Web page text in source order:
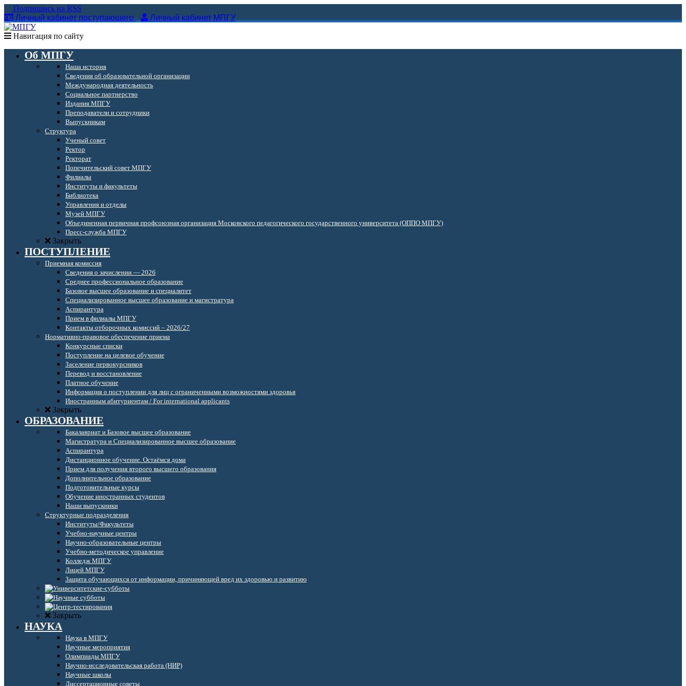
Подпишись на RSS
Личный кабинет поступающего
Личный кабинет МПГУ
Навигация по сайту
Об МПГУ
Наша история
Сведения об образовательной организации
Международная деятельность
Социальное партнерство
Издания МПГУ
Преподаватели и сотрудники
Выпускникам
Структура
Ученый совет
Ректор
Ректорат
Попечительский совет МПГУ
Филиалы
Институты и факультеты
Библиотека
Управления и отделы
Музей МПГУ
Объединенная первичная профсоюзная организация Московского педагогического государственного университета (ОППО МПГУ)
Пресс-служба МПГУ
Закрыть
ПОСТУПЛЕНИЕ
Приемная комиссия
Сведения о зачислении — 2026
Среднее профессиональное образование
Базовое высшее образование и специалитет
Специализированное высшее образование и магистратура
Аспирантура
Прием в филиалы МПГУ
Контакты отборочных комиссий – 2026/27
Нормативно-правовое обеспечение приема
Конкурсные списки
Поступление на целевое обучение
Заселение первокурсников
Перевод и восстановление
Платное обучение
Информация о поступлении для лиц с ограниченными возможностями здоровья
Иностранным абитуриентам / For international applicants
Закрыть
ОБРАЗОВАНИЕ
Бакалавриат и Базовое высшее образование
Магистратура и Специализированное высшее образование
Аспирантура
Дистанционное обучение. Остаёмся дома
Прием для получения второго высшего образования
Дополнительное образование
Подготовительные курсы
Обучение иностранных студентов
Наши выпускники
Структурные подразделения
Институты/Факультеты
Учебно-научные центры
Научно-образовательные центры
Учебно-методическое управление
Колледж МПГУ
Лицей МПГУ
Защита обучающихся от информации, причиняющей вред их здоровью и развитию
Закрыть
НАУКА
Наука в МПГУ
Научные мероприятия
Олимпиады МПГУ
Научно-исследовательская работа (НИР)
Научные школы
Диссертационные советы